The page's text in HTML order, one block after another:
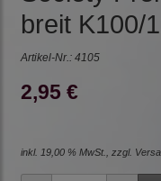
breit K100/
Artikel-Nr.: 4105
2,95 €
inkl. 19,00 % MwSt., zzgl.